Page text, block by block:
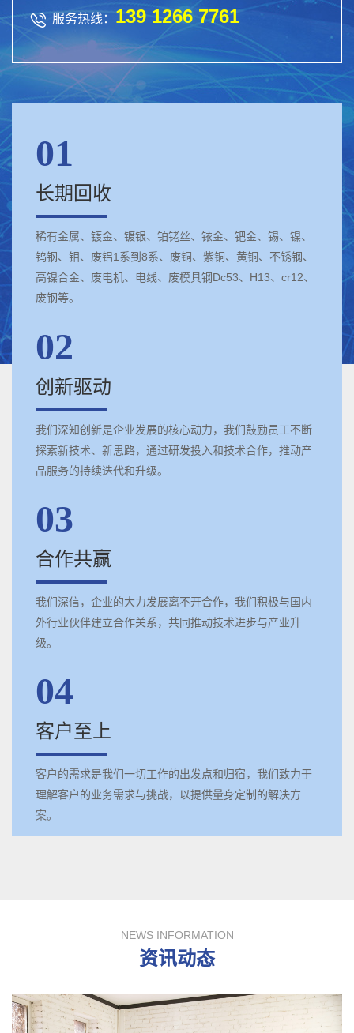
 服务热线： 139 1266 7761
01
长期回收
稀有金属、镀金、镀银、铂铑丝、铱金、钯金、锡、镍、
钨钢、钼、废铝1系到8系、废铜、紫铜、黄铜、不锈钢、
高镍合金、废电机、电线、废模具钢Dc53、H13、cr12、
废钢等。
02
创新驱动
我们深知创新是企业发展的核心动力，我们鼓励员工不断
探索新技术、新思路，通过研发投入和技术合作，推动产
品服务的持续迭代和升级。
03
合作共赢
我们深信，企业的大力发展离不开合作，我们积极与国内
外行业伙伴建立合作关系，共同推动技术进步与产业升
级。
04
客户至上
客户的需求是我们一切工作的出发点和归宿，我们致力于
理解客户的业务需求与挑战，以提供量身定制的解决方
案。
NEWS INFORMATION
资讯动态